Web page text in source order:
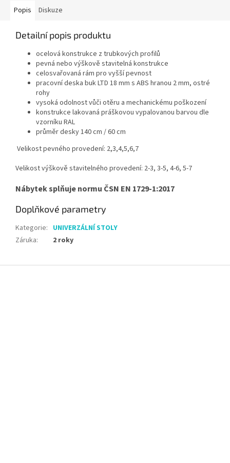
Popis Diskuze
Detailní popis produktu
ocelová konstrukce z trubkových profilů
pevná nebo výškově stavitelná konstrukce
celosvařovaná rám pro vyšší pevnost
pracovní deska buk LTD 18 mm s ABS hranou 2 mm, ostré
rohy
vysoká odolnost vůči otěru a mechanickému poškození
konstrukce lakovaná práškovou vypalovanou barvou dle
vzorníku RAL
průměr desky 140 cm / 60 cm
Velikost pevného provedení: 2,3,4,5,6,7
Velikost výškově stavitelného provedení: 2-3, 3-5, 4-6, 5-7
Nábytek splňuje normu ČSN EN 1729-1:2017
Doplňkové parametry
Kategorie: UNIVERZÁLNÍ STOLY
Záruka: 2 roky